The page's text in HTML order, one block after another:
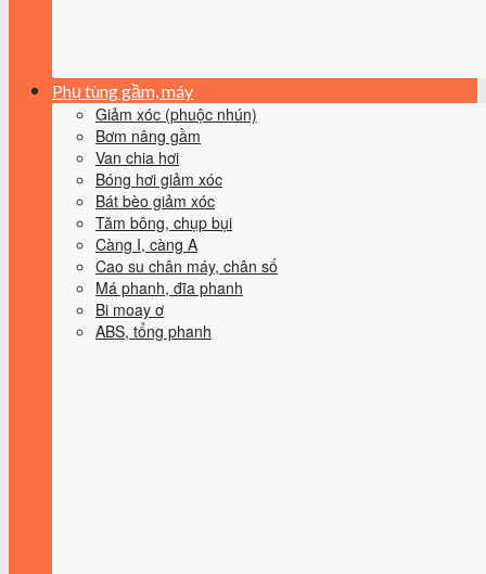
Phụ tùng gầm, máy
Giảm xóc (phuộc nhún)
Bơm nâng gầm
Van chia hơi
Bóng hơi giảm xóc
Bát bèo giảm xóc
Tăm bông, chụp bụi
Càng I, càng A
Cao su chân máy, chân số
Má phanh, đĩa phanh
Bi moay ơ
ABS, tổng phanh